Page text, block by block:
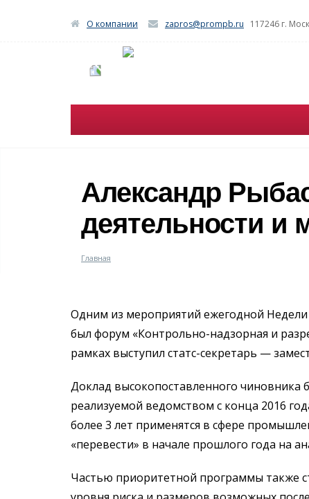
О компании zapros@prompb.ru 117246 г.
Александр
деятельности и
Главная
Одним из мероприятий ежегодной Недели
был форум «Контрольно-надзорная и
рамках выступил статс-секретарь —
Доклад высокопоставленного
реализуемой ведомством с конца 2016
более 3 лет применятся в сфере
«перевести» в начале прошлого года на
Частью приоритетной программы также